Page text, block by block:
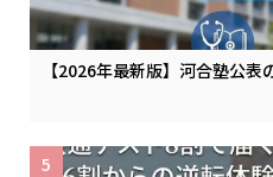
【2026年最新版】河合塾公表
5